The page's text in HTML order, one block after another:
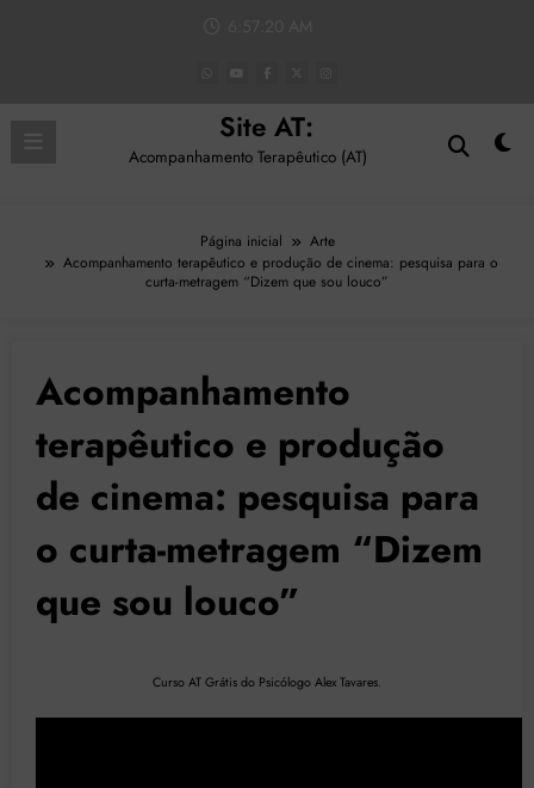
Site AT:
Acompanhamento Terapêutico (AT)
Página inicial
Arte
Acompanhamento terapêutico e produção de cinema: pesquisa para o
curta-metragem “Dizem que sou louco”
Acompanhamento
terapêutico e produção
de cinema: pesquisa para
o curta-metragem “Dizem
que sou louco”
Curso AT Grátis do Psicólogo Alex Tavares.